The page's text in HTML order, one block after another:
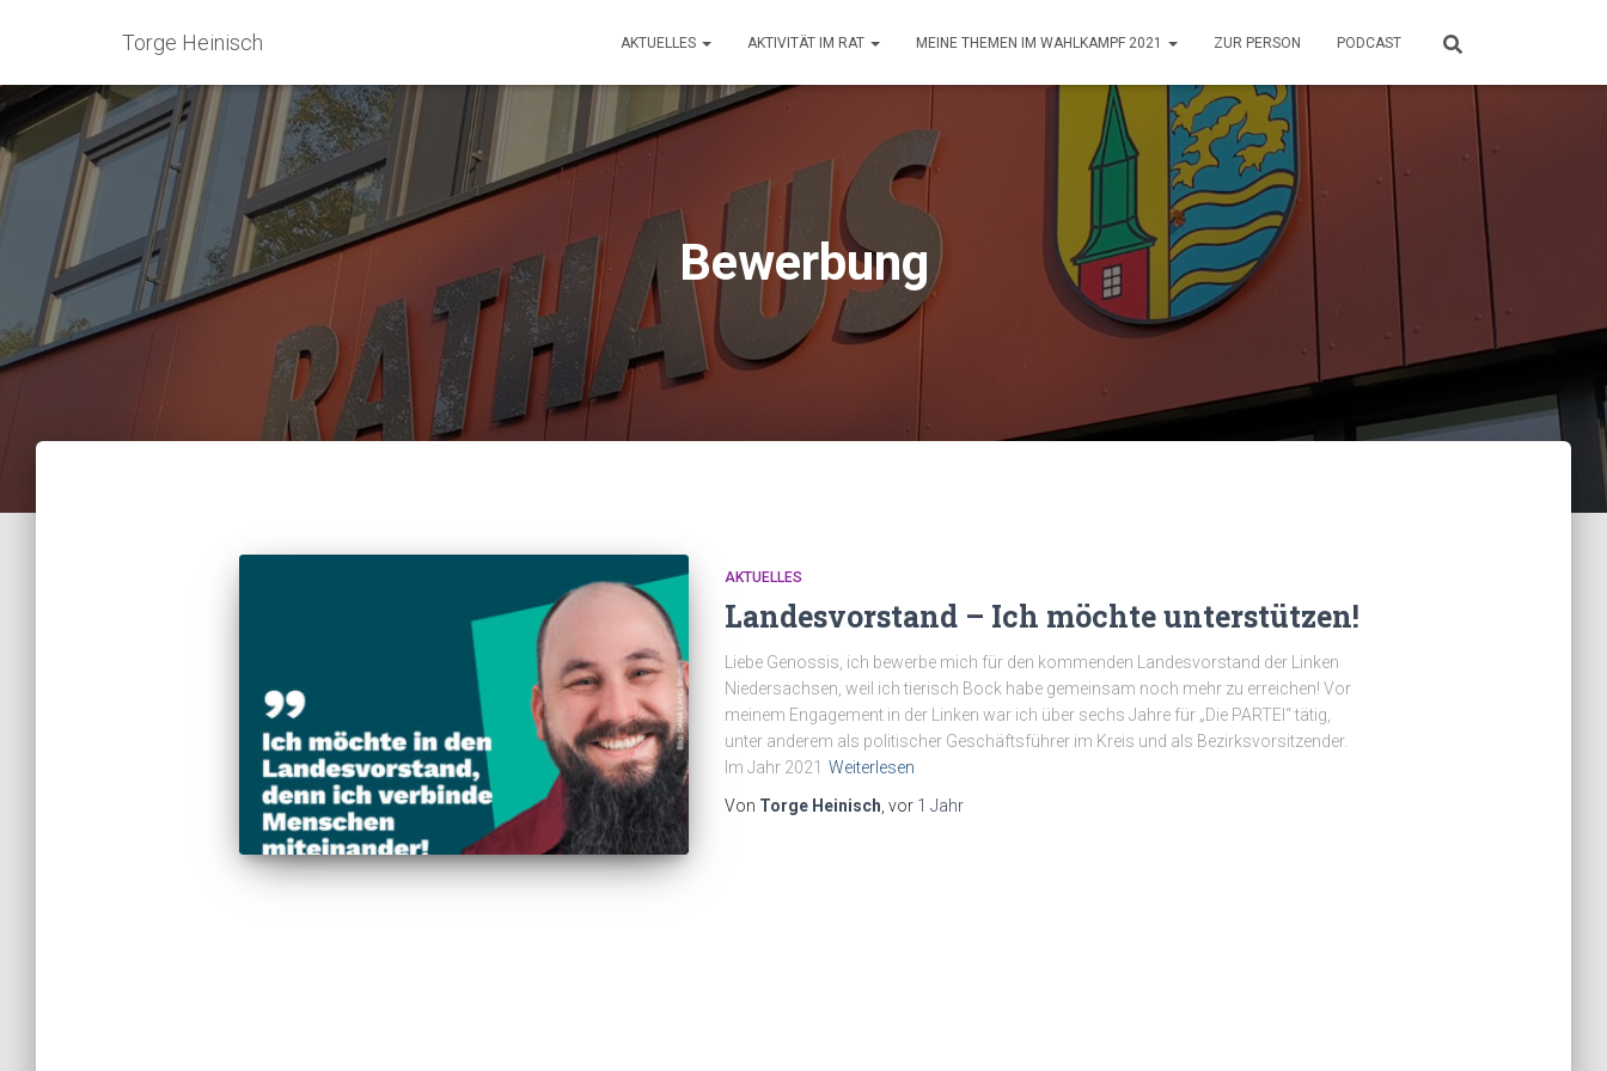
Torge Heinisch AKTUELLES AKTIVITÄT IM RAT MEINE THEMEN IM WAHLKAMPF 2021 ZUR PERSON PODCAST
Bewerbung
AKTUELLES
Landesvorstand – Ich möchte unterstützen!
Liebe Genossis, ich bewerbe mich für den kommenden Landesvorstand der Linken
Niedersachsen, weil ich tierisch Bock habe gemeinsam noch mehr zu erreichen! Vor
meinem Engagement in der Linken war ich über sechs Jahre für „Die PARTEI“ tätig,
unter anderem als politischer Geschäftsführer im Kreis und als Bezirksvorsitzender.
Im Jahr 2021 Weiterlesen
Von Torge Heinisch , vor 1 Jahr